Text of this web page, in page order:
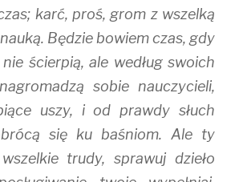
karć, proś, grom z wszelką
Będzie bowiem czas, gdy
ścierpią, ale według swoich
sobie nauczycieli,
uszy, i od prawdy słuch
się ku baśniom. Ale ty
trudy, sprawuj dzieło